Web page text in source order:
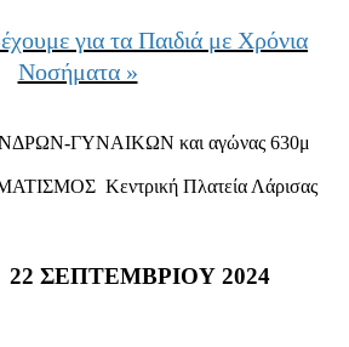
για τα Παιδιά με Χρόνια
Νοσήματα »
ΓΥΝΑΙΚΩΝ και αγώνας 630μ
Κεντρική Πλατεία Λάρισας
22 ΣΕΠΤΕΜΒΡΙΟΥ 2024